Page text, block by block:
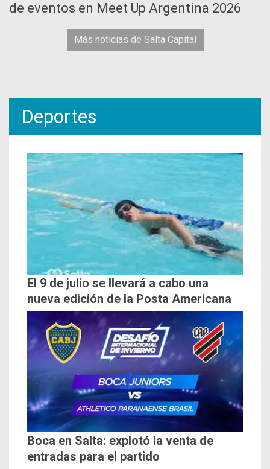
de eventos en Meet Up Argentina 2026
Más noticias de Salta Capital
Deportes
El 9 de julio se llevará a cabo una
nueva edición de la Posta Americana
Boca en Salta: explotó la venta de
entradas para el partido